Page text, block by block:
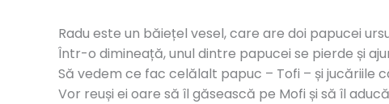
Radu este un băiețel vesel, care are doi papucei
Într-o dimineață, unul dintre papucei se pierde și
Să vedem ce fac celălalt papuc – Tofi – și jucăriile
Vor reuși ei oare să îl găsească pe Mofi și să îl